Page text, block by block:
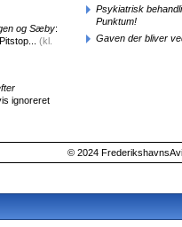
og Sæby:
(kl.
ignoreret
Psykiatrisk
Punktum!
Gaven der bliver
© 2024